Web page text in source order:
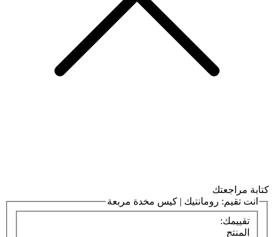
كتابة مراجعتك
انت تقيم: رومانتيك | كيس مخدة مربعة
تقييمك:
المنتج